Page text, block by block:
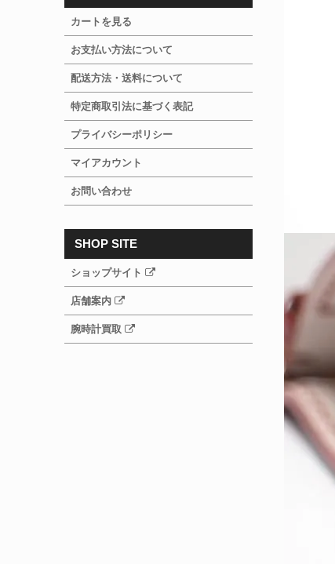
カートを見る
お支払い方法について
配送方法・送料について
特定商取引法に基づく表記
プライバシーポリシー
マイアカウント
お問い合わせ
SHOP SITE
ショップサイト
店舗案内
腕時計買取